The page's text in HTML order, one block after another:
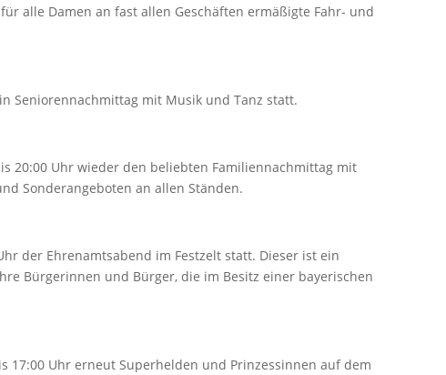
alle Damen an fast allen Geschäften ermäßigte Fahr- und
Seniorennachmittag mit Musik und Tanz statt.
20:00 Uhr wieder den beliebten Familiennachmittag mit
Sonderangeboten an allen Ständen.
der Ehrenamtsabend im Festzelt statt. Dieser ist ein
Bürgerinnen und Bürger, die im Besitz einer bayerischen
17:00 Uhr erneut Superhelden und Prinzessinnen auf dem